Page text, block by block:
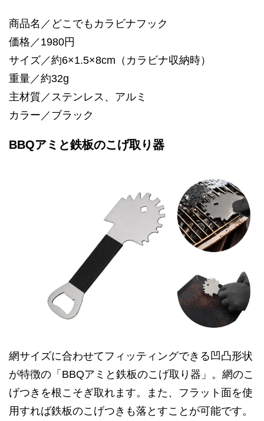
商品名／どこでもカラビナフック
価格／1980円
サイズ／約6×1.5×8cm（カラビナ収納時）
重量／約32g
主材質／ステンレス、アルミ
カラー／ブラック
BBQアミと鉄板のこげ取り器
網サイズに合わせてフィッティングできる凹凸形状
が特徴の「BBQアミと鉄板のこげ取り器」。網のこ
げつきを根こそぎ取れます。また、フラット面を使
用すれば鉄板のこげつきも落とすことが可能です。